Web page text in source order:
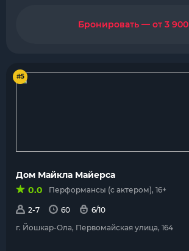
Бронировать — от 3 900
#5
Дом Майкла Майерса
0.0
Перформансы (с актером), 16+
2-7 60
6/10
г. Йошкар-Ола, Первомайская улица, 164